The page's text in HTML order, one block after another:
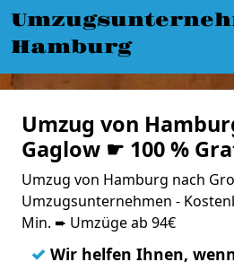
Hamburg
Umzug von
Gaglow ☛ 100 %
Umzug von Hamburg nach
Umzugsunternehmen -
Min. ➨ Umzüge ab 94€
✓ Wir helfen Ihnen,